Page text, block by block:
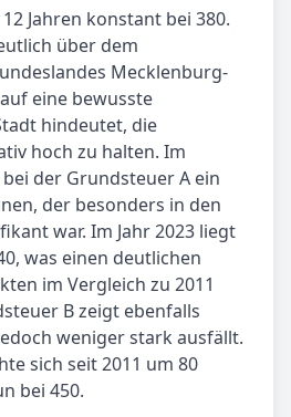
Jahren konstant bei 380.
über dem
Mecklenburg-
eine bewusste
hindeutet, die
hoch zu halten. Im
der Grundsteuer A ein
der besonders in den
war. Im Jahr 2023 liegt
was einen deutlichen
im Vergleich zu 2011
B zeigt ebenfalls
weniger stark ausfällt.
sich seit 2011 um 80
bei 450.